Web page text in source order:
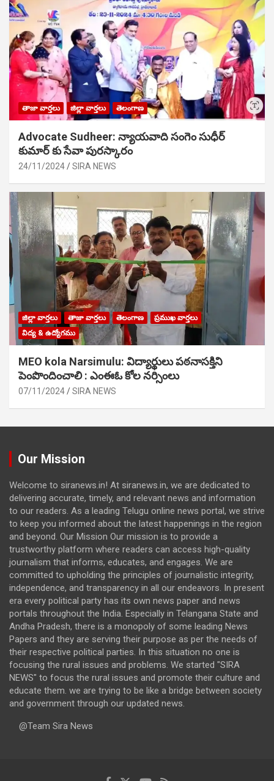
తాజా వార్తలు జిల్లా వార్తలు తెలంగాణ
Advocate Sudheer: న్యాయవాది సంగెం సుధీర్
కుమార్ కు సేవా పురస్కారం
24/11/2024 SIRA NEWS
జిల్లా వార్తలు తాజా వార్తలు తెలంగాణ
ప్రముఖ వార్తలు
విద్య & ఉద్యోగము
MEO kola Narsimulu: విద్యార్థులు పఠ‌నాసక్తిని
పెంపొందించాలి : ఎంఈఓ కోల నర్సింలు
07/11/2024 SIRA NEWS
Our Mission
Welcome to siranews.in! At siranews.in, we are dedicated to
delivering accurate, timely, and relevant news and information
to our readers. As a leading Telugu online news portal, we strive
to keep you informed about the latest happenings in the region
and beyond. Our Mission Our mission is to provide a
trustworthy platform where readers can access high-quality
journalism that informs, educates, and engages. We are
committed to upholding the principles of journalistic integrity,
independence, and transparency in all our endeavors. In present
era every political party has its own news paper and news
portals throughout the India. Especially in Telangana State and
Andha Pradesh, there is a monopoly of some leading News
Papers and they are serving their purpose as per the needs of
their respective political parties. In this situation no one is
focusing the rural issues and problems. We started "SIRA
NEWS" to focus the rural issues and promote their culture and
educate them. we are trying to be like a bridge between society
and government through our updated news.
@Team Sira News